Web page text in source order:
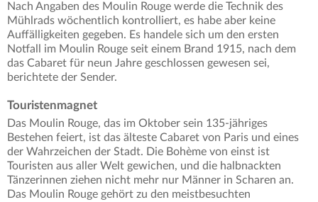
Nach Angaben des Moulin Rouge werde die Technik des
Mühlrads wöchentlich kontrolliert, es habe aber keine
Auffälligkeiten gegeben. Es handele sich um den ersten
Notfall im Moulin Rouge seit einem Brand 1915, nach dem
das Cabaret für neun Jahre geschlossen gewesen sei,
berichtete der Sender.
Touristenmagnet
Das Moulin Rouge, das im Oktober sein 135-jähriges
Bestehen feiert, ist das älteste Cabaret von Paris und eines
der Wahrzeichen der Stadt. Die Bohème von einst ist
Touristen aus aller Welt gewichen, und die halbnackten
Tänzerinnen ziehen nicht mehr nur Männer in Scharen an.
Das Moulin Rouge gehört zu den meistbesuchten